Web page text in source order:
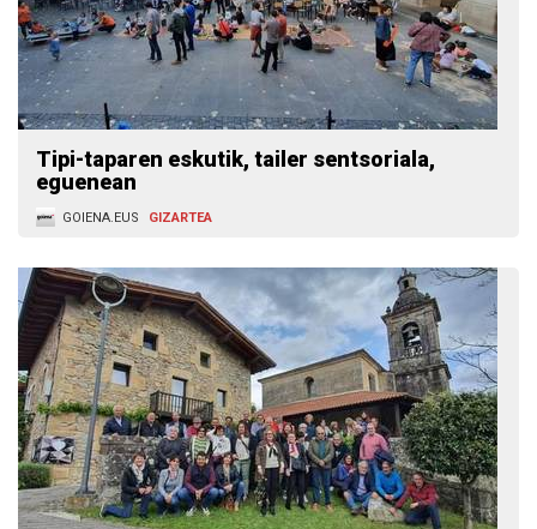
Tipi-taparen eskutik, tailer sentsoriala,
eguenean
GOIENA.EUS GIZARTEA